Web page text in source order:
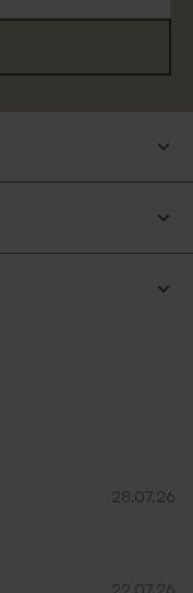
28.07.26
22.07.26